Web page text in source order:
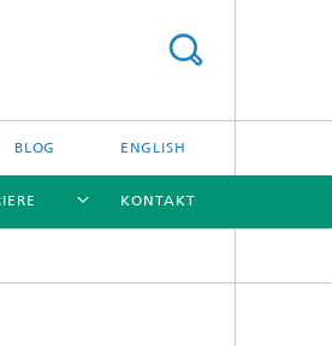
BLOG ENGLISH
KONTAKT